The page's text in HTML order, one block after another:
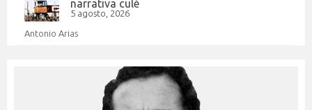
narrativa culé
5 agosto, 2026
Antonio Arias